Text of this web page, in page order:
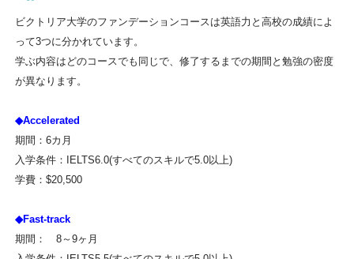
ビクトリア大学のファンデーションコースは英語力と高校の成績によ
って3つに分かれています。
学ぶ内容はどのコースでも同じで、修了するまでの期間と勉強の密度
が異なります。
◆Accelerated
期間：6カ月
入学条件：IELTS6.0(すべてのスキルで5.0以上)
学費：$20,500
◆Fast-track
期間： 8～9ヶ月